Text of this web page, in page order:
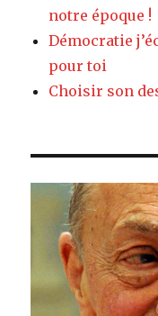
notre époque !
Démocratie
pour toi
Choisir son